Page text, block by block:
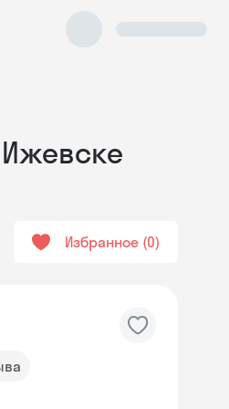
Ижевске
Избранное 0